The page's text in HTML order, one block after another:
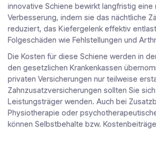
innovative Schiene bewirkt langfristig eine
Verbesserung, indem sie das nächtliche
reduziert, das Kiefergelenk effektiv
Folgeschäden wie Fehlstellungen und
Die Kosten für diese Schiene werden in
den gesetzlichen Krankenkassen
privaten Versicherungen nur teilweise
Zahnzusatzversicherungen sollten Sie
Leistungsträger wenden. Auch bei
Physiotherapie oder
können Selbstbehalte bzw.